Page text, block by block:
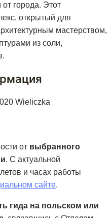
города. Этот
открытый для
мастерством,
из соли,
Wieliczka
от выбранного
. С актуальной
и часах работы
сайте.
гида на польском или